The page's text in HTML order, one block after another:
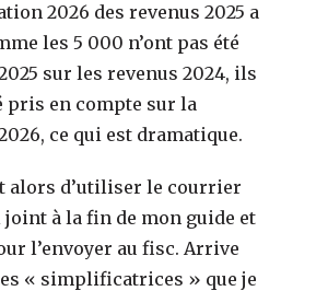
2026 des revenus 2025 a
les 5 000 n’ont pas été
sur les revenus 2024, ils
pris en compte sur la
ce qui est dramatique.
alors d’utiliser le courrier
à la fin de mon guide et
l’envoyer au fisc. Arrive
« simplificatrices » que je